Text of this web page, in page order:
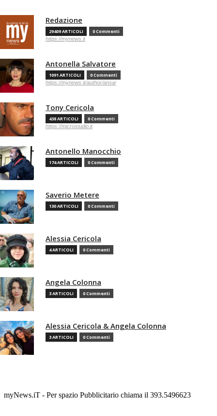
Redazione
29409 ARTICOLI 0 Commenti
https://mynews.it
Antonella Salvatore
1091 ARTICOLI 0 Commenti
https://mynews.it/author/ansa/
Tony Cericola
438 ARTICOLI 0 Commenti
https://microstudio.it
Antonello Manocchio
174 ARTICOLI 0 Commenti
Saverio Metere
130 ARTICOLI 0 Commenti
Alessia Cericola
4 ARTICOLI 0 Commenti
Angela Colonna
3 ARTICOLI 0 Commenti
Alessia Cericola & Angela Colonna
3 ARTICOLI 0 Commenti
myNews.iT - Per spazio Pubblicitario chiama il 393.5496623